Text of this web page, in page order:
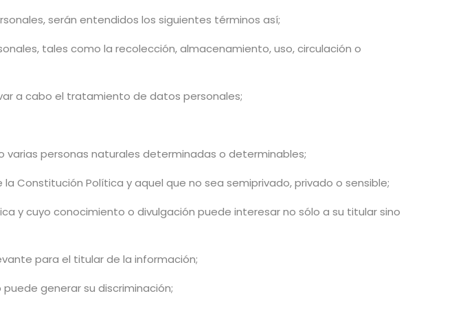
serán entendidos los siguientes términos así;
tales como la recolección, almacenamiento, uso, circulación o
a cabo el tratamiento de datos personales;
varias personas naturales determinadas o determinables;
Constitución Política y aquel que no sea semiprivado, privado o sensible;
y cuyo conocimiento o divulgación puede interesar no sólo a su titular sino
para el titular de la información;
generar su discriminación;